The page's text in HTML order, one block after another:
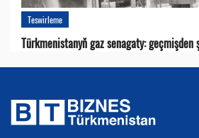
Teswirleme
Türkmenistanyň gaz senagaty: geçmişden